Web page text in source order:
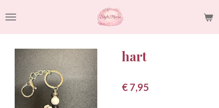
direct
naar
hoofdinhoud
hart
€ 7,95